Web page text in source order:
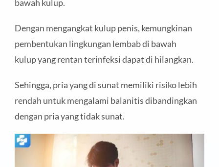
bawah kulup.
Dengan mengangkat kulup penis, kemungkinan
pembentukan lingkungan lembab di bawah
kulup yang rentan terinfeksi dapat di hilangkan.
Sehingga, pria yang di sunat memiliki risiko lebih
rendah untuk mengalami balanitis dibandingkan
dengan pria yang tidak sunat.